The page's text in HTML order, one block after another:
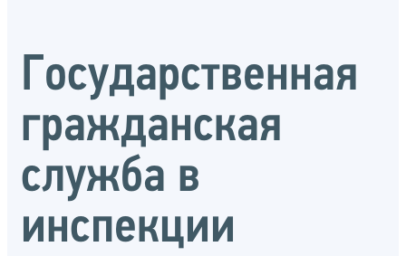
Государственная
гражданская
служба в
инспекции